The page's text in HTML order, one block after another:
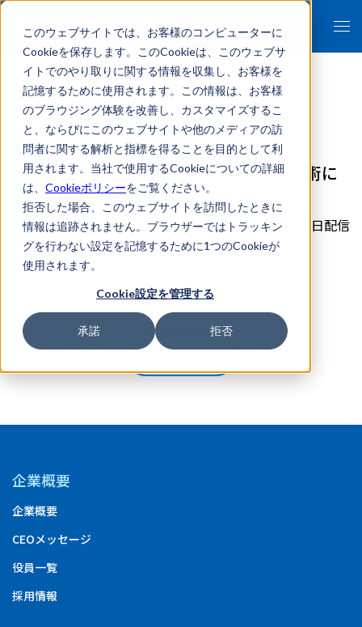
このウェブサイトでは、お客様のコンピューターに
Cookieを保存します。このCookieは、このウェブサ
イトでのやり取りに関する情報を収集し、お客様を
記憶するために使用されます。この情報は、お客様
のブラウジング体験を改善し、カスタマイズするこ
と、ならびにこのウェブサイトや他のメディアの訪
問者に関する解析と指標を得ることを目的として利
用されます。当社で使用するCookieについての詳細
は、 Cookieポリシーをご覧ください。
拒否した場合、このウェブサイトを訪問したときに
情報は追跡されません。ブラウザーではトラッキン
グを行わない設定を記憶するために1つのCookieが
使用されます。
Cookie設定を管理する
承諾 拒否
- 報道関係者各位 -
UBIC、人工知能の成長を可視化する技術に
ついて日本で特許を取得
2016年02月12日配信
詳細はこちら
プレスリリース
一覧に戻る
企業概要
企業概要
CEOメッセージ
役員一覧
採用情報